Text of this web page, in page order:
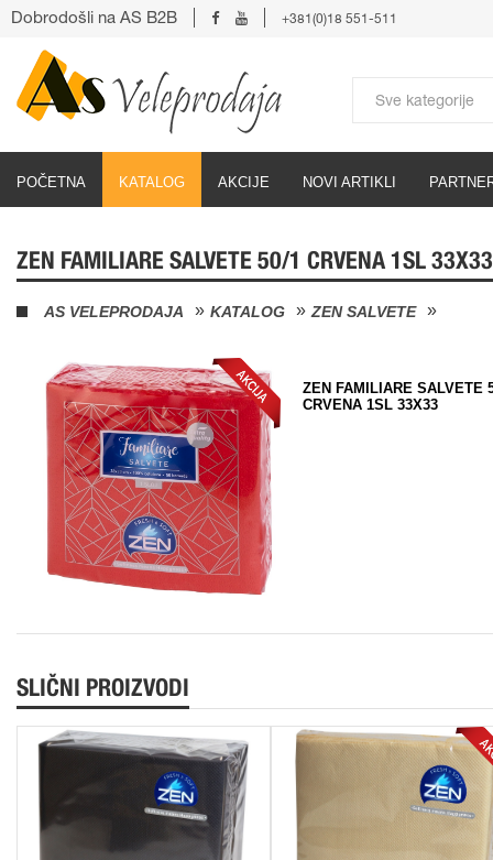
POČETNA KATALOG AKCIJE NOVI ARTIKLI
Dobrodošli na AS B2B +381(0)18 551-511
ZEN FAMILIARE SALVETE 50/1 CRVENA 1SL 33X33
AS VELEPRODAJA KATALOG ZEN SALVETE
ZEN FAMILIARE SALVETE
CRVENA 1SL 33X33
SLIČNI PROIZVODI